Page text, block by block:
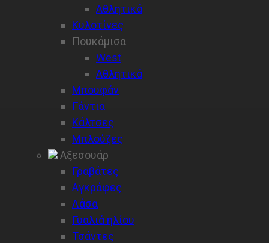
Αθλητικά
Κυλοτίνες
Πουκάμισα
West
Aθλητικά
Μπουφάν
Γάντια
Κάλτσες
Μπλούζες
Αξεσουάρ
Γραβάτες
Αγκράφες
Λάσα
Γυαλιά ηλίου
Τσάντες